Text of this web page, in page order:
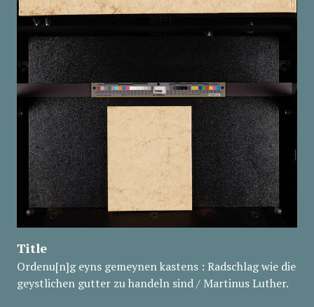
Title
Ordenu[n]g eyns gemeynen kastens : Radschlag wie die
geystlichen gutter zu handeln sind / Martinus Luther.